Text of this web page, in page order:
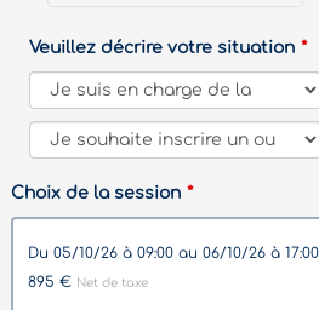
Veuillez décrire votre situation
Choix de la session
du 05/10/26 à 09:00 au 06/10/26 à 17:00
895 € Net de taxe